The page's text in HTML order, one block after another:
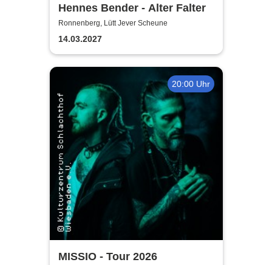
Hennes Bender - Alter Falter
Ronnenberg, Lütt Jever Scheune
14.03.2027
20:00 Uhr
MISSIO - Tour 2026